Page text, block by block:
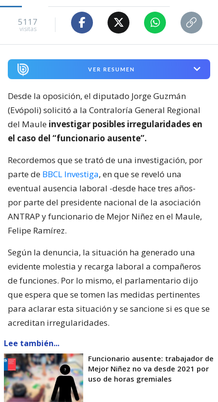
5117
visitas
VER RESUMEN
Desde la oposición, el diputado Jorge Guzmán
(Evópoli) solicitó a la Contraloría General Regional
del Maule investigar posibles irregularidades en
el caso del “funcionario ausente”.
Recordemos que se trató de una investigación, por
parte de BBCL Investiga, en que se reveló una
eventual ausencia laboral -desde hace tres años-
por parte del presidente nacional de la asociación
ANTRAP y funcionario de Mejor Niñez en el Maule,
Felipe Ramírez.
Según la denuncia, la situación ha generado una
evidente molestia y recarga laboral a compañeros
de funciones. Por lo mismo, el parlamentario dijo
que espera que se tomen las medidas pertinentes
para aclarar esta situación y se sancione si es que se
acreditan irregularidades.
Lee también...
Funcionario ausente: trabajador de
Mejor Niñez no va desde 2021 por
uso de horas gremiales